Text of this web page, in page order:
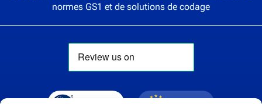
normes GS1 et de solutions de codage